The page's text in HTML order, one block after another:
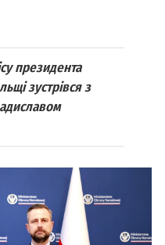
президента
зустрівся з